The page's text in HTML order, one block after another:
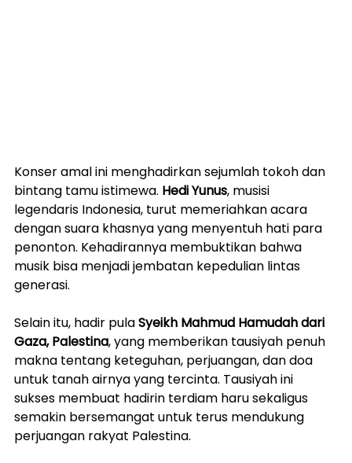
Konser amal ini menghadirkan sejumlah tokoh dan
bintang tamu istimewa. Hedi Yunus, musisi
legendaris Indonesia, turut memeriahkan acara
dengan suara khasnya yang menyentuh hati para
penonton. Kehadirannya membuktikan bahwa
musik bisa menjadi jembatan kepedulian lintas
generasi.
Selain itu, hadir pula Syeikh Mahmud Hamudah dari
Gaza, Palestina, yang memberikan tausiyah penuh
makna tentang keteguhan, perjuangan, dan doa
untuk tanah airnya yang tercinta. Tausiyah ini
sukses membuat hadirin terdiam haru sekaligus
semakin bersemangat untuk terus mendukung
perjuangan rakyat Palestina.